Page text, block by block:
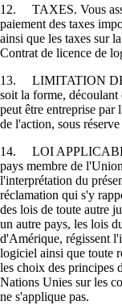
12. TAXES. Vous
paiement des taxes
ainsi que les taxes sur
Contrat de licence de
13. LIMITATION
soit la forme,
peut être entreprise par
de l'action, sous
14. LOI
pays membre de
l'interprétation du
réclamation qui s'y
des lois de toute autre
un autre pays, les lois
d'Amérique, régissent
logiciel ainsi que toute
les choix des principes
Nations Unies sur les
ne s'applique pas.